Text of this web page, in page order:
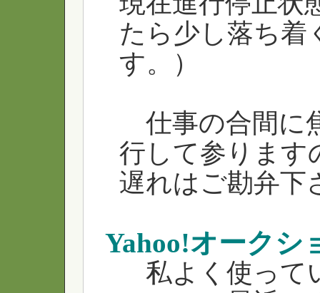
たら少し落ち着
す。）
仕事の合間に
行して参ります
遅れはご勘弁
Yahoo!オークシ
私よく使って